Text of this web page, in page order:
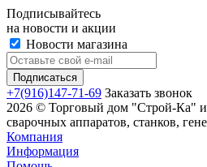
Подписывайтесь
на новости и акции
Новости магазина
+7(916)147-71-69 Заказать звонок
2026 © Торговый дом "Строй-Ка"
сварочных аппаратов, станков,
Компания
Информация